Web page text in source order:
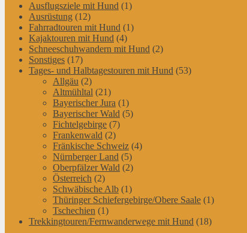
Ausflugsziele mit Hund (1)
Ausrüstung (12)
Fahrradtouren mit Hund (1)
Kajaktouren mit Hund (4)
Schneeschuhwandern mit Hund (2)
Sonstiges (17)
Tages- und Halbtagestouren mit Hund (53)
Allgäu (2)
Altmühltal (21)
Bayerischer Jura (1)
Bayerischer Wald (5)
Fichtelgebirge (7)
Frankenwald (2)
Fränkische Schweiz (4)
Nürnberger Land (5)
Oberpfälzer Wald (2)
Österreich (2)
Schwäbische Alb (1)
Thüringer Schiefergebirge/Obere Saale (1)
Tschechien (1)
Trekkingtouren/Fernwanderwege mit Hund (18)